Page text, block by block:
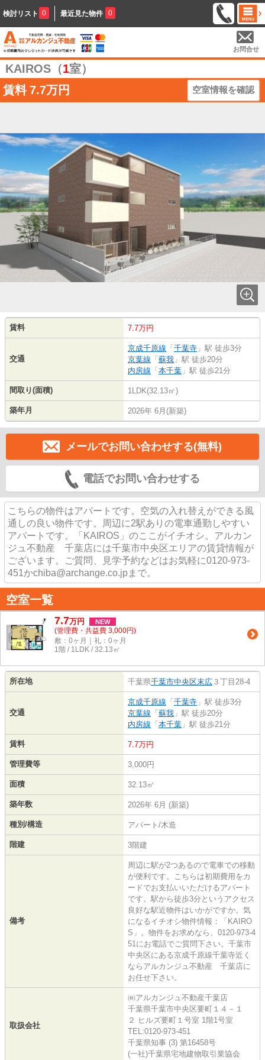
検討リスト 0 最近見た物件 0
お問合せ
KAIROS（1室）
賃料 7.7万円 空室情報を確認
賃料 7.7万円
交通
京成千原線 「 千葉寺 」駅 徒歩3分
京葉線 「 蘇我 」駅 徒歩20分
内房線 「 本千葉 」駅 徒歩21分
間取り(面積) 1LDK(32.13㎡)
築年月 2026年 6月(新築)
メールでお問い合わせする(無料)
電話でお問い合わせする
こちらの物件はアパートです。空気の入れ替えができる風
通しの良い物件です。周辺に2駅ありの電車通勤しやすい
アパートです。「KAIROS」のここがイチオシ。アルカン
ジュ不動産 千葉店には千葉市中央区エリアの賃貸情報が
ございます。ご質問、見学予約などはお気軽に0120-973-
451かchiba@archange.co.jpまで。
空室一覧
7.7万円 NEW
(管理費・共益費 3,000円)
敷：0ヶ月｜礼：0ヶ月
1階 / 1LDK / 32.13㎡
所在地 千葉県千葉市中央区末広 ３丁目28-4
交通
京成千原線 「 千葉寺 」駅 徒歩3分
京葉線 「 蘇我 」駅 徒歩20分
内房線 「 本千葉 」駅 徒歩21分
賃料 7.7万円
管理費等 3,000円
面積 32.13㎡
築年数 2026年 6月 (新築)
種別/構造 アパート/木造
階建 3階建
備考
周辺に駅が2つあるので電車での移動
が便利です。こちらは初期費用をカ
ードでお支払いいただけるアパート
です。駅から徒歩3分というアクセス
良好な駅近物件はいかがですか。気
になるイチオシ物件情報：「KAIRO
S」。物件をお求めなら、0120-973-4
51にお電話でご質問下さい。千葉市
中央区にある京成千原線千葉寺近く
ならアルカンジュ不動産 千葉店に
お任せ下さい。
取扱会社
㈱アルカンジュ不動産千葉店
千葉県千葉市中央区要町１４－１
２ ヒルズ要町１号室 1階1号室
TEL:0120-973-451
千葉県知事 (3) 第16458号
(一社)千葉県宅地建物取引業協会